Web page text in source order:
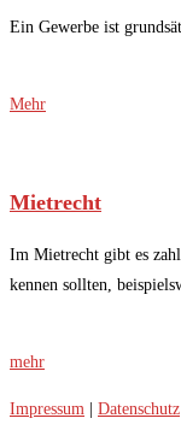
Ein Gewerbe ist
Mehr
Mietrecht
Im Mietrecht gibt es
kennen sollten,
mehr
Impressum Datenschutz